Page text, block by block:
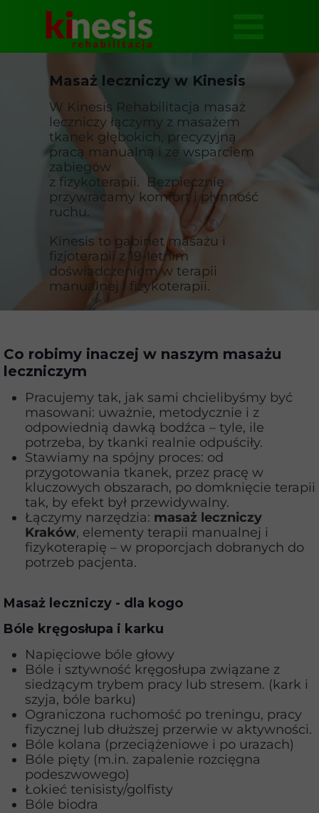
Masaż leczniczy w Kinesis
W Kinesis Rehabilitacja masaż
leczniczy łączymy z masażem
tkanek głębokich, precyzyjną
pracą manualną i ze wsparciem
zabiegów
z fizykoterapii. Bezpiecznie
przywracamy komfort i płynność
ruchu.
Kinesis to gabinet masażu i
fizjoterapii z 19-letnim
doświadczeniem w terapii
manualnej i fizykoterapii.
Co robimy inaczej w naszym masażu
leczniczym
Pracujemy tak, jak sami chcielibyśmy być
masowani: uważnie, metodycznie i z
odpowiednią dawką bodźca – tyle, ile
potrzeba, by tkanki realnie odpuściły.
Stawiamy na spójny proces: od
przygotowania tkanek, przez pracę w
kluczowych obszarach, po domknięcie terapii
tak, by efekt był przewidywalny.
Łączymy narzędzia: masaż leczniczy
Kraków, elementy terapii manualnej i
fizykoterapię – w proporcjach dobranych do
potrzeb pacjenta.
Masaż leczniczy - dla kogo
Bóle kręgosłupa i karku
Napięciowe bóle głowy
Bóle i sztywność kręgosłupa związane z
siedzącym trybem pracy lub stresem. (kark i
szyja, bóle barku)
Ograniczona ruchomość po treningu, pracy
fizycznej lub dłuższej przerwie w aktywności.
Bóle kolana (przeciążeniowe i po urazach)
Bóle pięty (m.in. zapalenie rozcięgna
podeszwowego)
Łokieć tenisisty/golfisty
Bóle biodra